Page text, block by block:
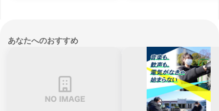
あなたへのおすすめ